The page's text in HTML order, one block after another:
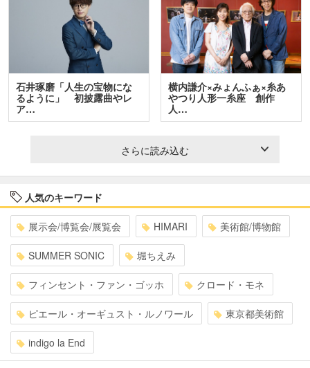
石井琢磨「人生の宝物にな
るように」 初披露曲やレ
ア…
横内謙介×みょんふぁ×糸あ
やつり人形一糸座 創作
人…
さらに読み込む
人気のキーワード
展示会/博覧会/展覧会 HIMARI 美術館/博物館
SUMMER SONIC 堀ちえみ
フィンセント・ファン・ゴッホ クロード・モネ
ピエール・オーギュスト・ルノワール 東京都美術館
indigo la End